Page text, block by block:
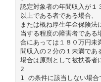
認定対象者の年間収入が１
以上である者である場合、
または概ね厚生年金保険
当する程度の障害者である
合にあっては１８０万円未
間収入の２分の１未満であ
場合は原則として被扶養者
2
1 の条件に該当しない場合